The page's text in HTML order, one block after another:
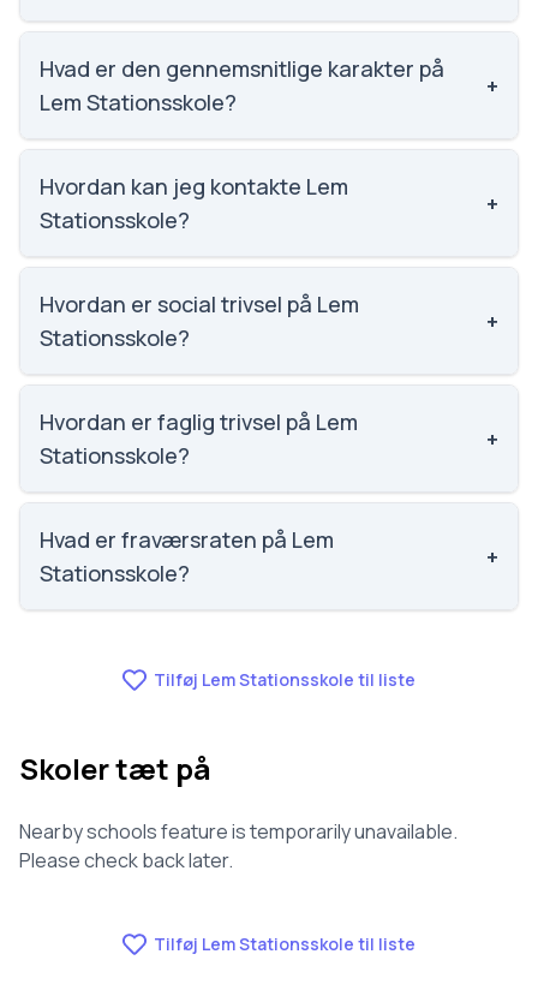
Lem Stationsskole har 158 elever, hvilket gør den til
nummer 1423 ud af 3143 skoler.
Hvad er den gennemsnitlige karakter på
Lem Stationsskole?
+
Karaktergennemsnittet på Lem Stationsskole er 7.4,
nummer 648 ud af 3143 skoler.
Hvordan kan jeg kontakte Lem
Stationsskole?
+
Email: lem-stationsskole@rksk.dk. Telefon: 9734
1238. Adresse: Lem Stationsskole Skolegade 34,
6940 Lem St. Skoleleder: Marianne Kipker.
Hvordan er social trivsel på Lem
Stationsskole?
+
Social trivsel på Lem Stationsskole er 4 ud af 5,
nummer 421 ud af 3143 skoler. Scoren er baseret på
elevernes egne besvarelser.
Hvordan er faglig trivsel på Lem
Stationsskole?
+
Faglig trivsel på Lem Stationsskole er 3.6 ud af 5,
nummer 548 ud af 3143 skoler. Scoren er baseret på
elevernes egne besvarelser.
Hvad er fraværsraten på Lem
Stationsskole?
+
Tilføj Lem Stationsskole til liste
Skoler tæt på
Nearby schools feature is temporarily unavailable.
Please check back later.
Tilføj Lem Stationsskole til liste